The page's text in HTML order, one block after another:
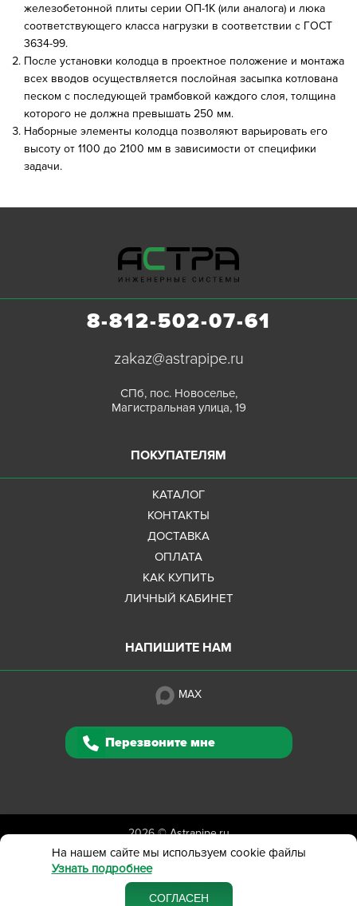
железобетонной плиты серии ОП-1К (или аналога) и люка
соответствующего класса нагрузки в соответствии с ГОСТ
3634-99.
После установки колодца в проектное положение и монтажа
всех вводов осуществляется послойная засыпка котлована
песком с последующей трамбовкой каждого слоя, толщина
которого не должна превышать 250 мм.
Наборные элементы колодца позволяют варьировать его
высоту от 1100 до 2100 мм в зависимости от специфики
задачи.
8-812-502-07-61
zakaz@astrapipe.ru
СПб, пос. Новоселье,
Магистральная улица, 19
ПОКУПАТЕЛЯМ
КАТАЛОГ
КОНТАКТЫ
ДОСТАВКА
ОПЛАТА
КАК КУПИТЬ
ЛИЧНЫЙ КАБИНЕТ
НАПИШИТЕ НАМ
MAX
Перезвоните мне
2026 ©Astrapipe.ru
Полная версия сайта
Политика конфиденциальности
Вся представленная на сайте информация приведена
в ознакомительных целях и не является публичной офертой
На нашем сайте мы используем cookie файлы
Узнать подробнее
СОГЛАСЕН